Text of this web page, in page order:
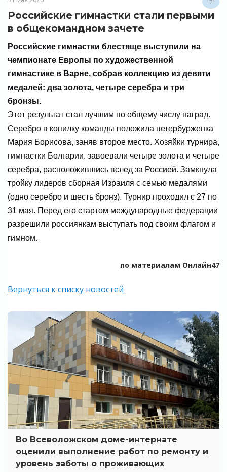
171
Российские гимнастки стали первыми
в общекомандном зачете
Российские гимнастки блестяще выступили на
чемпионате Европы по художественной
гимнастике в Варне, собрав коллекцию из девяти
медалей: два золота, четыре серебра и три
бронзы.
Этот результат стал лучшим по общему числу наград.
Серебро в копилку команды положила петербурженка
Мария Борисова, заняв второе место. Хозяйки турнира,
гимнастки Болгарии, завоевали четыре золота и четыре
серебра, расположившись вслед за Россией. Замкнула
тройку лидеров сборная Израиля с семью медалями
(одно серебро и шесть бронз). Турнир проходил с 27 по
31 мая. Перед его стартом международные федерации
разрешили россиянкам выступать под своим флагом и
гимном.
по материалам Онлайн47
Вернуться к списку новостей
Во Всеволожском доме-интернате
оценили выполнение работ по ремонту и
уровень заботы о проживающих